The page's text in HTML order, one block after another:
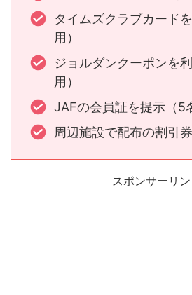
タイムズクラブカード
用）
ジョルダンクーポンを
用）
JAFの会員証を提示（5
周辺施設で配布の割引券
スポンサーリン